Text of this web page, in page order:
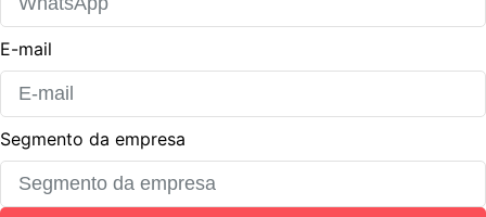
E-mail
Segmento da empresa